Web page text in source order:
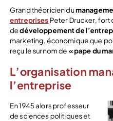
Grand théoricien du
entreprises Peter Drucker, fort
dedéveloppement de
marketing, économique que
reçu le surnom de « pape du
L’organisation
l’entreprise
En 1945 alors professeur
de sciences politiques et